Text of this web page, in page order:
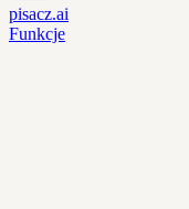
pisacz.ai
Funkcje